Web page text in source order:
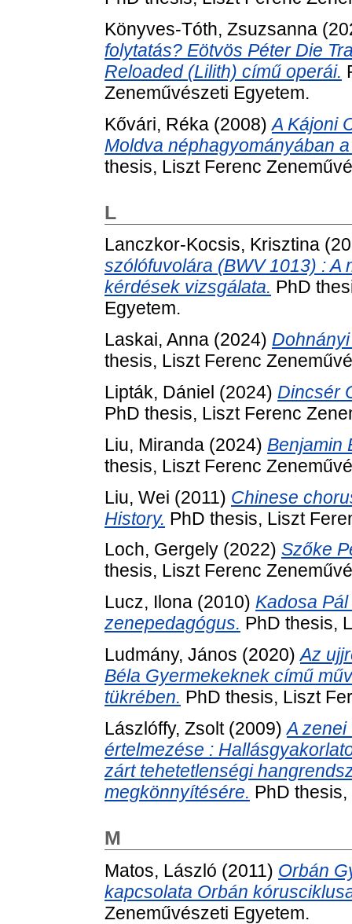
Könyves-Tóth, Zsuzsanna
folytatás? Eötvös Péter Die
Reloaded (Lilith) című operái.
Zeneművészeti Egyetem.
Kővári, Réka (2008)A Kájoni
Moldva néphagyományában
thesis, Liszt Ferenc
L
Lanczkor-Kocsis, Krisztina
szólófuvolára (BWV 1013) : A
kérdések vizsgálata. PhD
Egyetem.
Laskai, Anna (2024)
thesis, Liszt Ferenc
Lipták, Dániel (2024) Dincsér
PhD thesis, Liszt Ferenc
Liu, Miranda (2024) Benjamin
thesis, Liszt Ferenc
Liu, Wei (2011) Chinese
History. PhD thesis, Liszt
Loch, Gergely (2022) Szőke
thesis, Liszt Ferenc
Lucz, Ilona (2010) Kadosa
zenepedagógus. PhD thesis,
Ludmány, János (2020)Az
Béla Gyermekeknek című
tükrében. PhD thesis, Liszt
Lászlóffy, Zsolt(2009)A
értelmezése :
zárt tehetetlenségi
megkönnyítésére. PhD
M
Matos, László (2011) Orbán
kapcsolata Orbán
Zeneművészeti Egyetem.